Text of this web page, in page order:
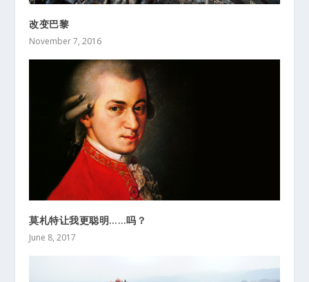
改变巴黎
November 7, 2016
莫札特让我更聪明……吗？
June 8, 2017